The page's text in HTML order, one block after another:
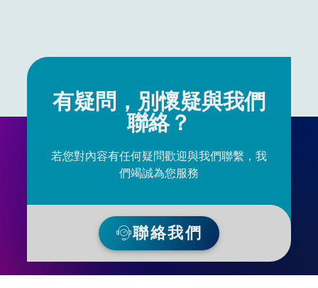
有疑問，別懷疑與我們
聯絡？
若您對內容有任何疑問歡迎與我們聯繫，我
們竭誠為您服務
聯絡我們